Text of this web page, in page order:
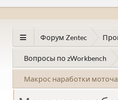
Форум Zentec
Вопросы по zWorkbench
Макрос наработки